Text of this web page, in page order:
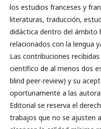
los estudios franceses y
literaturas, traducción,
didáctica dentro del ámbito
relacionados con la lengua
Las contribuciones
científico de al menos dos
blind peer-review) y su
oportunamente a las
Editorial se reserva el
trabajos que no se ajusten